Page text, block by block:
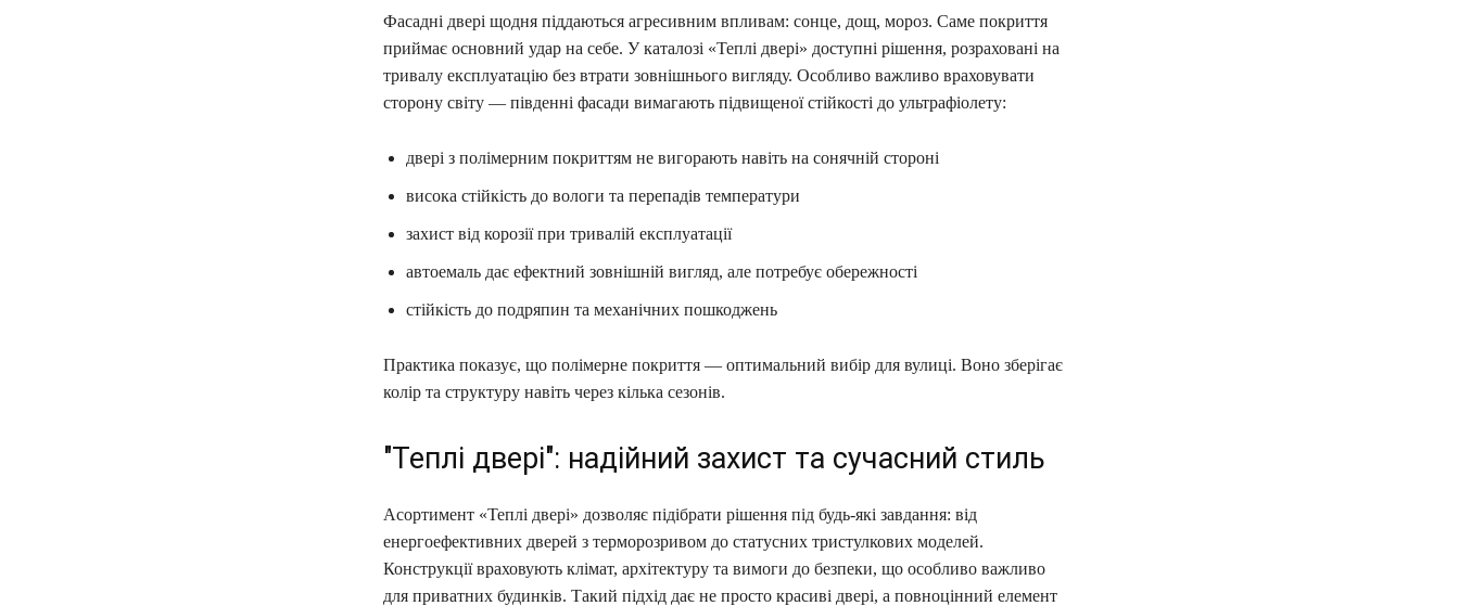
Фасадні двері щодня піддаються агресивним впливам: сонце, дощ, мороз. Саме покриття
приймає основний удар на себе. У каталозі «Теплі двері» доступні рішення, розраховані на
тривалу експлуатацію без втрати зовнішнього вигляду. Особливо важливо враховувати
сторону світу — південні фасади вимагають підвищеної стійкості до ультрафіолету:
двері з полімерним покриттям не вигорають навіть на сонячній стороні
висока стійкість до вологи та перепадів температури
захист від корозії при тривалій експлуатації
автоемаль дає ефектний зовнішній вигляд, але потребує обережності
стійкість до подряпин та механічних пошкоджень
Практика показує, що полімерне покриття — оптимальний вибір для вулиці. Воно зберігає
колір та структуру навіть через кілька сезонів.
"Теплі двері": надійний захист та сучасний стиль
Асортимент «Теплі двері» дозволяє підібрати рішення під будь-які завдання: від
енергоефективних дверей з терморозривом до статусних тристулкових моделей.
Конструкції враховують клімат, архітектуру та вимоги до безпеки, що особливо важливо
для приватних будинків. Такий підхід дає не просто красиві двері, а повноцінний елемент